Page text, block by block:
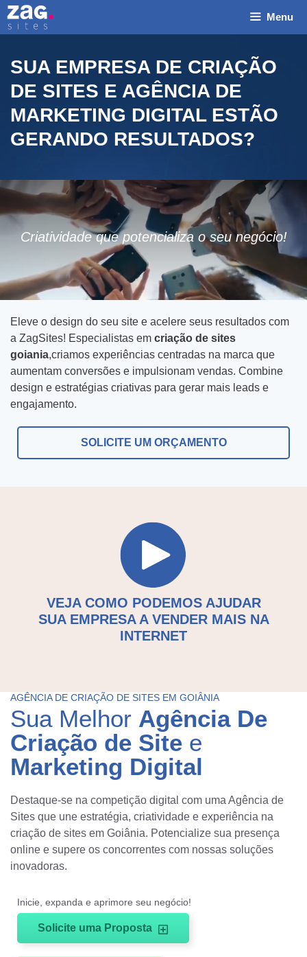
Pular
para
Menu
SUA EMPRESA DE CRIAÇÃO
DE SITES E AGÊNCIA DE
MARKETING DIGITAL ESTÃO
GERANDO RESULTADOS?
Criatividade que potencializa o seu negócio!
Eleve o design do seu site e acelere seus resultados com
a ZagSites! Especialistas em criação de sites
goiania,criamos experiências centradas na marca que
aumentam conversões e impulsionam vendas. Combine
design e estratégias criativas para gerar mais leads e
engajamento.
SOLICITE UM ORÇAMENTO
VEJA COMO PODEMOS AJUDAR
SUA EMPRESA A VENDER MAIS NA
INTERNET
AGÊNCIA DE CRIAÇÃO DE SITES EM GOIÂNIA
Sua Melhor Agência De
Criação de Site e
Marketing Digital
Destaque-se na competição digital com uma Agência de
Sites que une estratégia, criatividade e experiência na
criação de sites em Goiânia. Potencialize sua presença
online e supere os concorrentes com nossas soluções
inovadoras.
Inicie, expanda e aprimore seu negócio!
Solicite uma Proposta
N
m
e
*
E
m
a
l
T
l
e
f
o
n
e
*
N
o
m
e
d
a
e
m
sabendo do nós?
C
o
m
o
a
b
d
o
d
e
n
ó
s
?
Tipo do Projeto
Criação de Loja Virtual
SEO (Ranking no Google)
Videos Animados
Marketing Digital
Outros
D
e
t
a
l
h
s
d
o